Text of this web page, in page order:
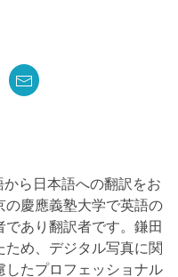
ら日本語への翻訳をお
の慶應義塾大学で英語の
あり翻訳者です。鎌田
め、デジタル写真に関
たプロフェッショナル